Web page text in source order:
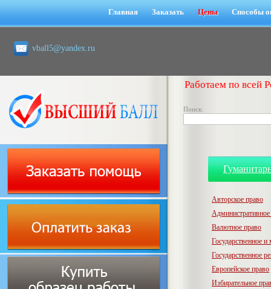
Главная Заказать Цены Способы
vball5@yandex.ru
Работаем по всей
Поиск:
Авторское право
Административное
Валютное право
Государственное
Государственное
Европейское право
Избирательное